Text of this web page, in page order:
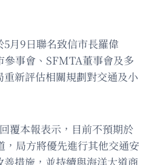
月9日聯名致信市長羅偉
事會、SFMTA董事會及多
新評估相關規劃對交通及小
覆本報表示，目前不預期於
，局方將優先進行其他交通安
措施，並持續與海洋大道商